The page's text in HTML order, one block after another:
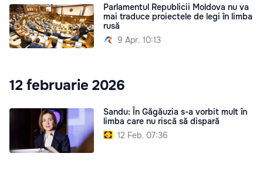
Parlamentul Republicii Moldova nu va
mai traduce proiectele de legi în limba
rusă
9 Apr. 10:13
12 februarie 2026
Sandu: În Găgăuzia s-a vorbit mult în
limba care nu riscă să dispară
12 Feb. 07:36